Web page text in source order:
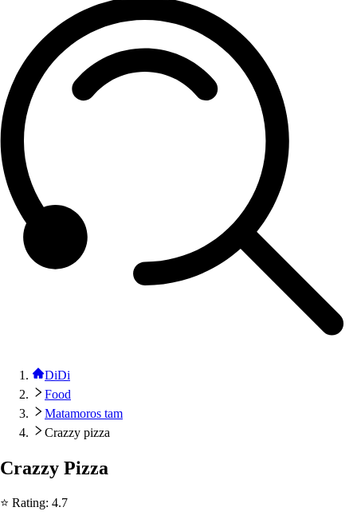
DiDi
Food
Matamoros tam
Crazzy pizza
Crazzy Pizza
⭐ Rating: 4.7